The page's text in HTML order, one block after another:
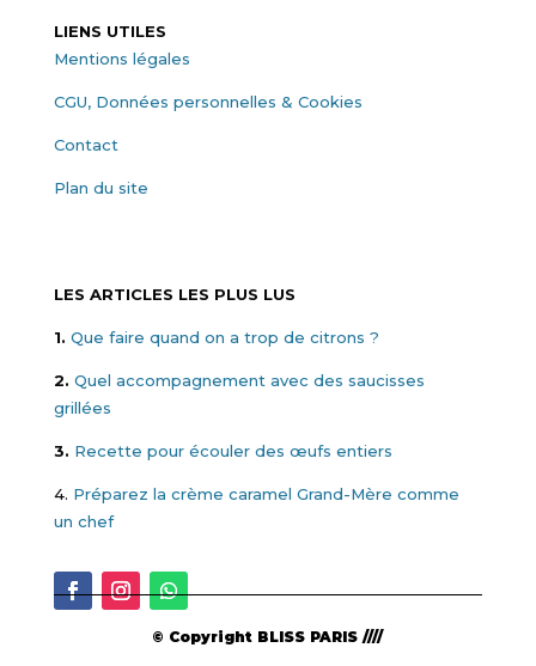
LIENS UTILES
Mentions légales
CGU, Données personnelles & Cookies
Contact
Plan du site
LES ARTICLES LES PLUS LUS
1. Que faire quand on a trop de citrons ?
2. Quel accompagnement avec des saucisses
grillées
3. Recette pour écouler des œufs entiers
4. Préparez la crème caramel Grand-Mère comme
un chef
© Copyright BLISS PARIS ////